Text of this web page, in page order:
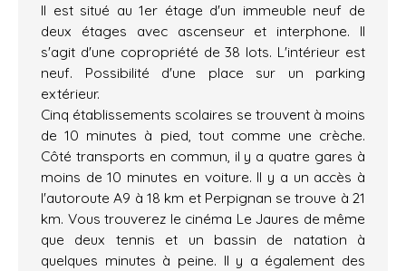
Il est situé au 1er étage d'un immeuble neuf de
deux étages avec ascenseur et interphone. Il
s'agit d'une copropriété de 38 lots. L'intérieur est
neuf. Possibilité d'une place sur un parking
extérieur.
Cinq établissements scolaires se trouvent à moins
de 10 minutes à pied, tout comme une crèche.
Côté transports en commun, il y a quatre gares à
moins de 10 minutes en voiture. Il y a un accès à
l'autoroute A9 à 18 km et Perpignan se trouve à 21
km. Vous trouverez le cinéma Le Jaures de même
que deux tennis et un bassin de natation à
quelques minutes à peine. Il y a également des